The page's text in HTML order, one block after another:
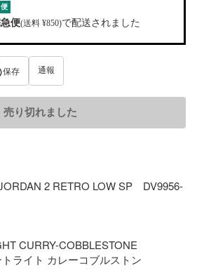
便(送料 ¥850)で配送されました
保存 通報
売り切れました
2 RETRO LOW SP　DV9956-
CURRY-COBBLESTONE
ライト カレーコブルストン